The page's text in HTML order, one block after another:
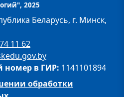
2025
Беларусь, г. Минск,
11 62
номер в ГИР: 1141101894
обработки